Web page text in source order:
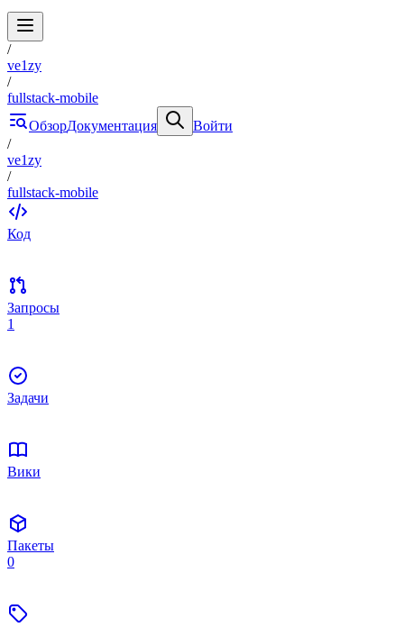
/
ve1zy
/
fullstack-mobile
ОбзорДокументация
Войти
/
ve1zy
/
fullstack-mobile
Код
Запросы
1
Задачи
Вики
Пакеты
0